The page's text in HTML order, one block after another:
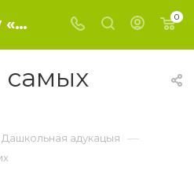
Купить книгу «Азбука для самых маленьких» 2013, Елена Чайка - Дошкольное образование 0
самых
Дашкольная адукацыя —